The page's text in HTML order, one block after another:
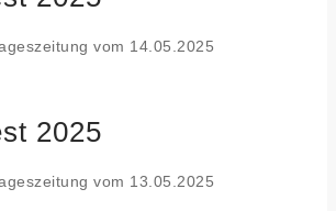
vom 14.05.2025
2025
vom 13.05.2025